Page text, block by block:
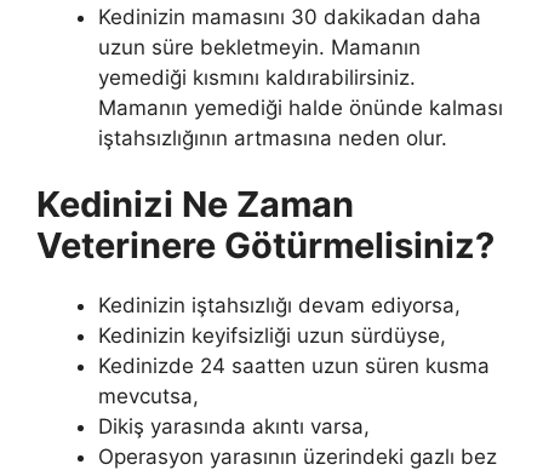
Kedinizin mamasını 30 dakikadan daha
uzun süre bekletmeyin. Mamanın
yemediği kısmını kaldırabilirsiniz.
Mamanın yemediği halde önünde kalması
iştahsızlığının artmasına neden olur.
Kedinizi Ne Zaman
Veterinere Götürmelisiniz?
Kedinizin iştahsızlığı devam ediyorsa,
Kedinizin keyifsizliği uzun sürdüyse,
Kedinizde 24 saatten uzun süren kusma
mevcutsa,
Dikiş yarasında akıntı varsa,
Operasyon yarasının üzerindeki gazlı bez